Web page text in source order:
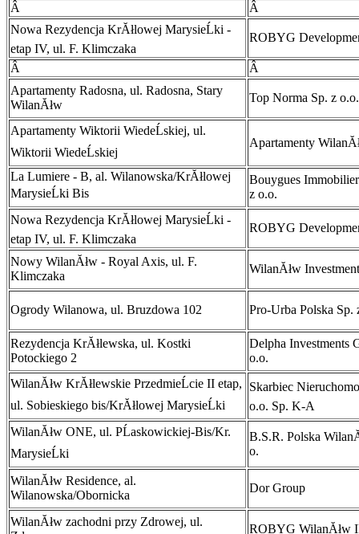
Â
Â
Nowa Rezydencja KrĂłlowej MarysieĹki -
etap IV, ul. F. Klimczaka
ROBYG
Â
Â
Apartamenty Radosna, ul. Radosna, Stary
WilanĂłw
Top Norma Sp. z o.o.
Apartamenty Wiktorii WiedeĹskiej, ul.
Wiktorii WiedeĹskiej
Apartamenty
La Lumiere - B, al. Wilanowska/KrĂłlowej
MarysieĹki Bis
Bouygues
z o.o.
Nowa Rezydencja KrĂłlowej MarysieĹki -
etap IV, ul. F. Klimczaka
ROBYG
Nowy WilanĂłw - Royal Axis, ul. F.
Klimczaka
WilanĂłw
Ogrody Wilanowa, ul. Bruzdowa 102 Pro-Urba Polska Sp.
Rezydencja KrĂłlewska, ul. Kostki
Potockiego 2
Delpha Investments
o.o.
WilanĂłw KrĂłlewskie PrzedmieĹcie II etap,
ul. Sobieskiego bis/KrĂłlowej MarysieĹki
Skarbiec
o.o. Sp. K-A
WilanĂłw ONE, ul. PĹaskowickiej-Bis/Kr.
MarysieĹki
B.S.R. Polska
o.
WilanĂłw Residence, al.
Wilanowska/Obornicka
Dor Group
WilanĂłw zachodni przy Zdrowej, ul.
ROBYG WilanĂłw